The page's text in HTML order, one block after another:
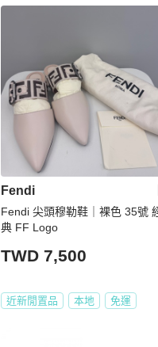
Fendi
Fendi 尖頭穆勒鞋｜裸色 35號
典 FF Logo
TWD 7,500
近新閒置品 本地 免運